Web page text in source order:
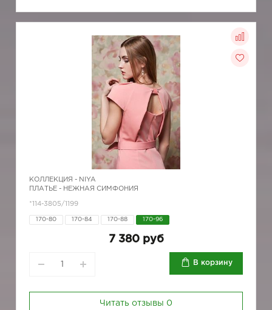
КОЛЛЕКЦИЯ - NIYA
ПЛАТЬЕ - НЕЖНАЯ СИМФОНИЯ
*114-3805/1199
170-80 170-84 170-88 170-96
7 380 руб
В корзину
Читать отзывы 0